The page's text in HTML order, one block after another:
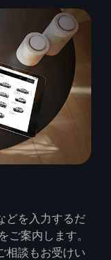
どを入力するだ
案内します。
相談もお受けい